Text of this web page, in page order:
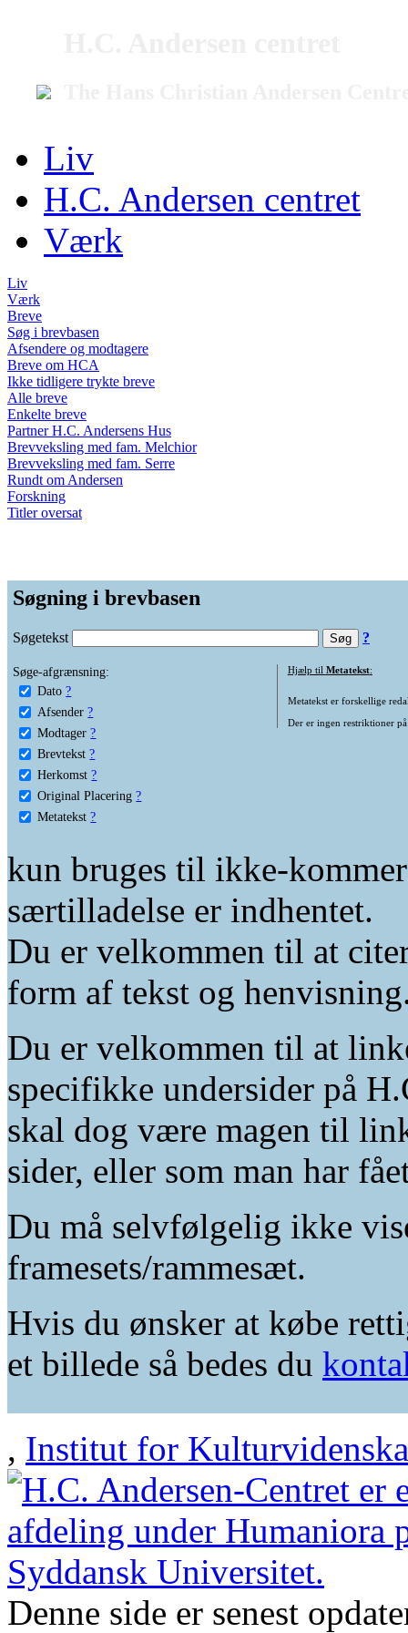
Liv
H.C. Andersen centret
Værk
Liv
Værk
Breve
Søg i brevbasen
Afsendere og modtagere
Breve om HCA
Ikke tidligere trykte breve
Alle breve
Enkelte breve
Partner H.C. Andersens Hus
Brevveksling med fam. Melchior
Brevveksling med fam. Serre
Rundt om Andersen
Forskning
Titler oversat
Søgning i brevbasen
Søgetekst ?
Søge-afgrænsning:
Dato ?
Afsender ?
Modtager ?
Brevtekst ?
Herkomst ?
Original Placering ?
Metatekst ?
Hjælp til Metatekst:
Metatekst er forskellige
Der er ingen restriktioner
kun bruges til ikke-
særtilladelse er indhentet.
Du er velkommen til at
form af tekst og
Du er velkommen til at
specifikke undersider på
skal dog være magen til
sider, eller som man har
Du må selvfølgelig ikke
framesets/rammesæt.
Hvis du ønsker at købe
et billede så bedes du
, Institut for
Denne side er senest